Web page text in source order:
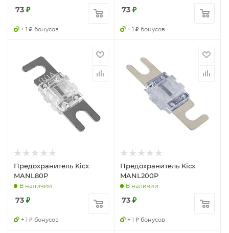
73 ₽
+ 1 ₽ бонусов
73 ₽
+ 1 ₽ бонусов
Предохранитель Kicx
MANL80P
В наличии
73 ₽
+ 1 ₽ бонусов
Предохранитель Kicx
MANL200P
В наличии
73 ₽
+ 1 ₽ бонусов